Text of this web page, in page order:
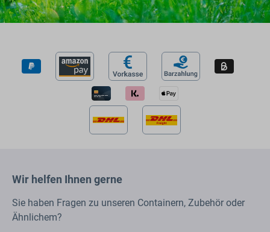
Wir helfen Ihnen gerne
Sie haben Fragen zu unseren Containern, Zubehör oder
Ähnlichem?